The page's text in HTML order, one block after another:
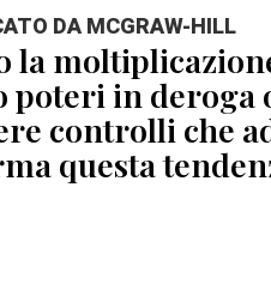
DA MCGRAW-HILL
la
in deroga
controlli che
questa